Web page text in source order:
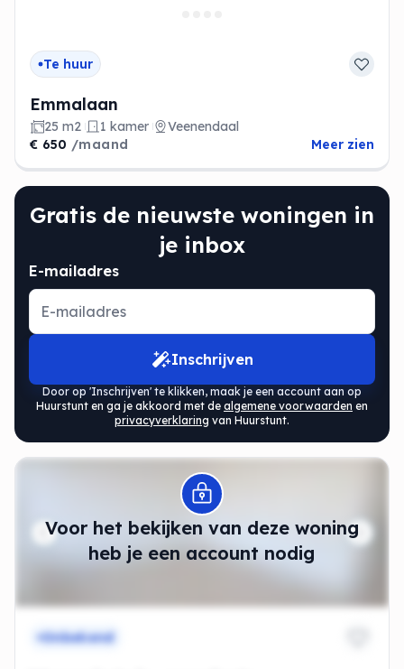
Te huur
Emmalaan
25 m2 1 kamer
Veenendaal
€ 650 /maand Meer zien
Gratis de nieuwste woningen in
je inbox
E-mailadres
Inschrijven
Door op 'Inschrijven' te klikken, maak je een account aan op
Huurstunt en ga je akkoord met de algemene voorwaarden en
privacyverklaring van Huurstunt.
Voor het bekijken van deze woning
heb je een account nodig
Modal openen
Onbekend